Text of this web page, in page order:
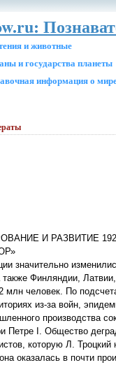
и животные
и государства планеты
информация о
И РАЗВИТИЕ
значительно
Финляндии,
человек. По
из-за войн,
производства
Петре I. Общество
которую Л.
оказалась в почти